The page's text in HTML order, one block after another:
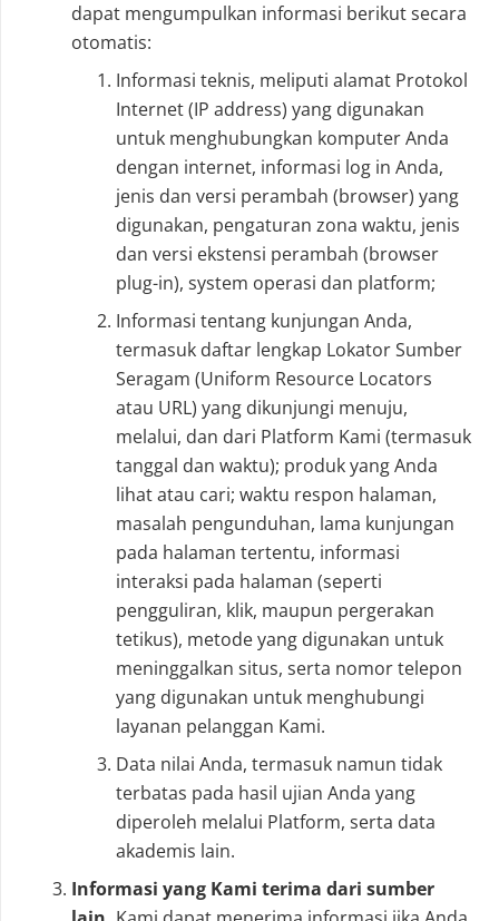
dapat mengumpulkan informasi berikut secara
otomatis:
Informasi teknis, meliputi alamat Protokol
Internet (IP address) yang digunakan
untuk menghubungkan komputer Anda
dengan internet, informasi log in Anda,
jenis dan versi perambah (browser) yang
digunakan, pengaturan zona waktu, jenis
dan versi ekstensi perambah (browser
plug-in), system operasi dan platform;
Informasi tentang kunjungan Anda,
termasuk daftar lengkap Lokator Sumber
Seragam (Uniform Resource Locators
atau URL) yang dikunjungi menuju,
melalui, dan dari Platform Kami (termasuk
tanggal dan waktu); produk yang Anda
lihat atau cari; waktu respon halaman,
masalah pengunduhan, lama kunjungan
pada halaman tertentu, informasi
interaksi pada halaman (seperti
pengguliran, klik, maupun pergerakan
tetikus), metode yang digunakan untuk
meninggalkan situs, serta nomor telepon
yang digunakan untuk menghubungi
layanan pelanggan Kami.
Data nilai Anda, termasuk namun tidak
terbatas pada hasil ujian Anda yang
diperoleh melalui Platform, serta data
akademis lain.
Informasi yang Kami terima dari sumber